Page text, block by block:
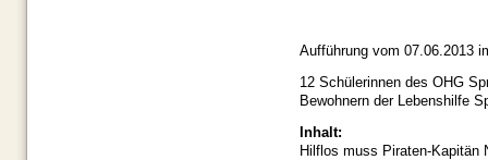
Aufführung vom 07.06.2013
12 Schülerinnen des OHG
Bewohnern der Lebenshilfe
Inhalt:
Hilflos muss Piraten-Kapitän